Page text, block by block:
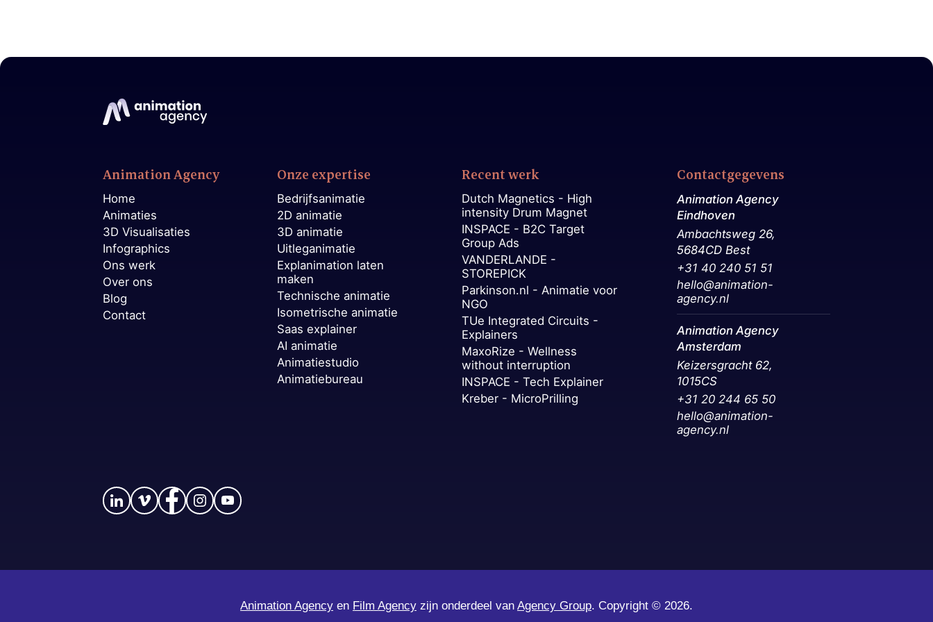
Animation Agency
Home
Animaties
3D Visualisaties
Infographics
Ons werk
Over ons
Blog
Contact
Onze expertise
Bedrijfsanimatie
2D animatie
3D animatie
Uitleganimatie
Explanimation laten
maken
Technische animatie
Isometrische animatie
Saas explainer
AI animatie
Animatiestudio
Animatiebureau
Recent werk
Dutch Magnetics - High
intensity Drum Magnet
INSPACE - B2C Target
Group Ads
VANDERLANDE -
STOREPICK
Parkinson.nl - Animatie voor
NGO
TUe Integrated Circuits -
Explainers
MaxoRize - Wellness
without interruption
INSPACE - Tech Explainer
Kreber - MicroPrilling
Contactgegevens
Animation Agency
Eindhoven
Ambachtsweg 26,
5684CD Best
+31 40 240 51 51
hello@animation-
agency.nl
Animation Agency
Amsterdam
Keizersgracht 62,
1015CS
+31 20 244 65 50‬
hello@animation-
agency.nl
Animation Agency en Film Agency zijn onderdeel van Agency Group. Copyright © 2026.